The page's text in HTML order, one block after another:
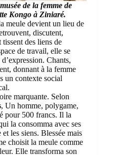
de la femme de
Kongo à Ziniaré.
meule devient un lieu de
discutent,
tissent des liens de
de travail, elle se
Chants,
donnant à la femme
un contexte social
marquante. Selon
, Un homme, polygame,
pour 500 francs. Il la
la consomma avec ses
les siens. Blessée mais
choisit la meule comme
Elle transforma son